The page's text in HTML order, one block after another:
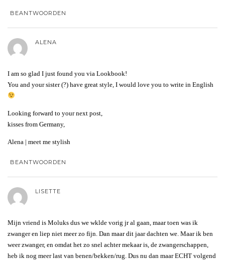
BEANTWOORDEN
ALENA
I am so glad I just found you via Lookbook!
You and your sister (?) have great style, I would love you to write in English
Looking forward to your next post,
kisses from Germany,
Alena | meet me stylish
BEANTWOORDEN
LISETTE
Mijn vriend is Moluks dus we wklde vorig jr al gaan, maar toen was ik
zwanger en liep niet meer zo fijn. Dan maar dit jaar dachten we. Maar ik ben
weer zwanger, en omdat het zo snel achter mekaar is, de zwangerschappen,
heb ik nog meer last van benen/bekken/rug. Dus nu dan maar ECHT volgend